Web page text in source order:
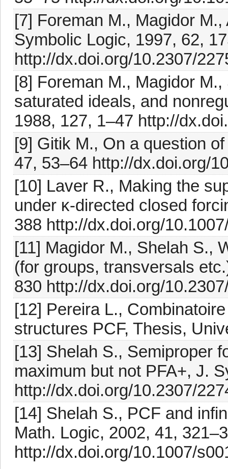
[7] Foreman M., Magidor
Symbolic Logic, 1997, 62,
http://dx.doi.org/10.2307/
[8] Foreman M., Magidor
saturated ideals, and
1988, 127, 1–47 http://
[9] Gitik M., On a question
47, 53–64 http://dx.doi.org/
[10] Laver R., Making the
under κ-directed closed
388 http://dx.doi.org/
[11] Magidor M., Shelah S.,
(for groups, transversals
830 http://dx.doi.org/
[12] Pereira L.,
structures PCF, Thesis,
[13] Shelah S., Semiproper
maximum but not PFA+, J.
http://dx.doi.org/10.2307/
[14] Shelah S., PCF and
Math. Logic, 2002, 41,
http://dx.doi.org/10.1007/